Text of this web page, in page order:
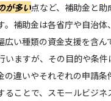
が多い点など、補助金と助
。補助金は各省庁や自治体
広い種類の資金支援を含ん
いますが、その目的や条件
の違いやそれぞれの申請条
ることで、スモールビジネ